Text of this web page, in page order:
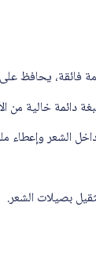
فائقة، يحافظ
خالية من
الشعر وإعطاء
بصيلات الشعر.